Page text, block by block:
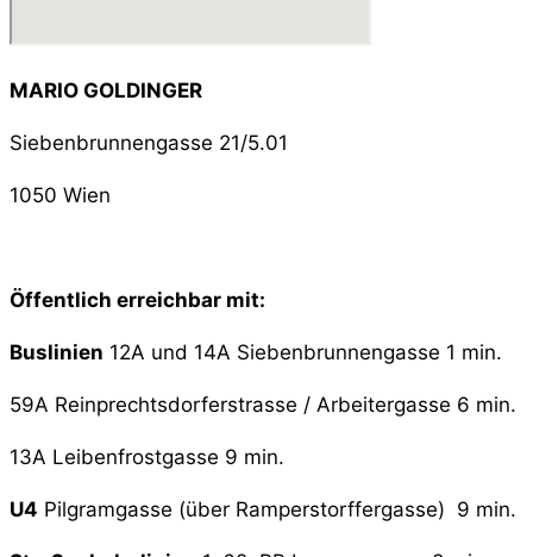
MARIO GOLDINGER
Siebenbrunnengasse 21/5.01
1050 Wien
Öffentlich erreichbar mit:
Buslinien 12A und 14A Siebenbrunnengasse 1 min.
59A Reinprechtsdorferstrasse / Arbeitergasse 6 min.
13A Leibenfrostgasse 9 min.
U4 Pilgramgasse (über Ramperstorffergasse) 9 min.